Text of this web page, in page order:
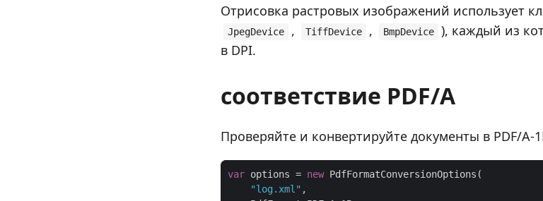
Отрисовка растровых изображений использует
JpegDevice , TiffDevice , BmpDevice ), каждый из
в DPI.
соответствие PDF/A
Проверяйте и конвертируйте документы в PDF/A-
var options = new
"log.xml"